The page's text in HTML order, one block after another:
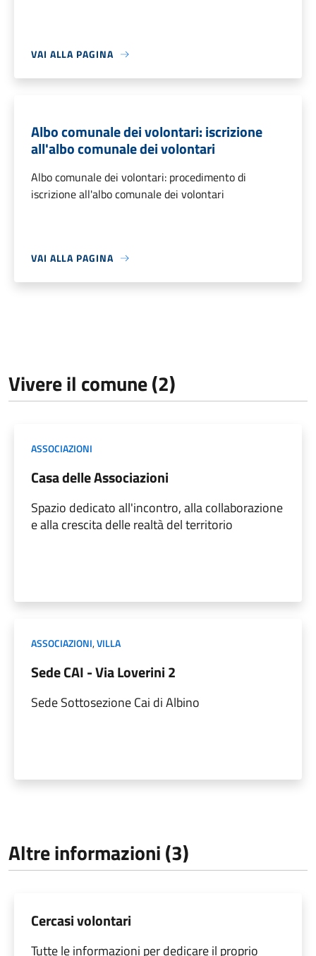
VAI ALLA PAGINA
Albo comunale dei volontari: iscrizione
all'albo comunale dei volontari
Albo comunale dei volontari: procedimento di
iscrizione all'albo comunale dei volontari
VAI ALLA PAGINA
Vivere il comune (2)
ASSOCIAZIONI
Casa delle Associazioni
Spazio dedicato all'incontro, alla collaborazione
e alla crescita delle realtà del territorio
ASSOCIAZIONI,VILLA
Sede CAI - Via Loverini 2
Sede Sottosezione Cai di Albino
Altre informazioni (3)
Cercasi volontari
Tutte le informazioni per dedicare il proprio